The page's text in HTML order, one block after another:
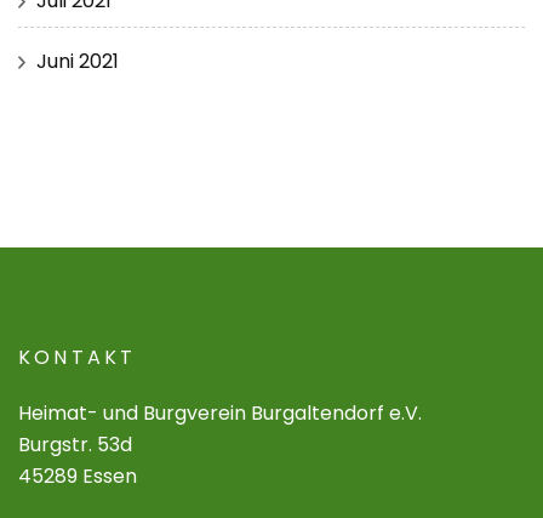
Juni 2021
KONTAKT
Heimat- und Burgverein Burgaltendorf e.V.
Burgstr. 53d
45289 Essen